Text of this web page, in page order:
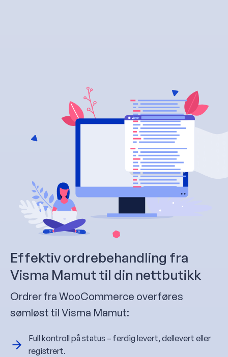
Effektiv ordrebehandling fra
Visma Mamut til din nettbutikk
Ordrer fra WooCommerce overføres
sømløst til Visma Mamut:
Full kontroll på status – ferdig levert, dellevert eller
registrert.